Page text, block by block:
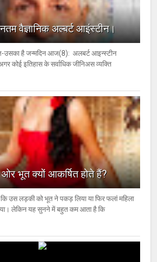
वैज्ञानिक अल्बर्ट आइंस्टीन।
उसका है जन्मदिन आज(8): अलबर्ट आइन्स्टीन
कोई इतिहास के सर्वाधिक जीनिअस व्यक्ति
भूत क्‍यों आकर्षित होते हैं?
उस लड़की को भूत ने पकड़ लिया या फिर फलां महिला
लेकिन यह सुनने में बहुत कम आता है कि